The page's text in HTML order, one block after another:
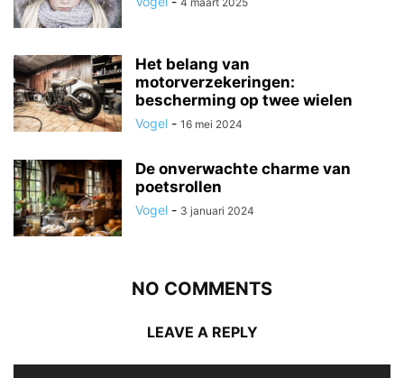
Het belang van
motorverzekeringen:
bescherming op twee wielen
Vogel - 16 mei 2024
De onverwachte charme van
poetsrollen
Vogel - 3 januari 2024
NO COMMENTS
LEAVE A REPLY